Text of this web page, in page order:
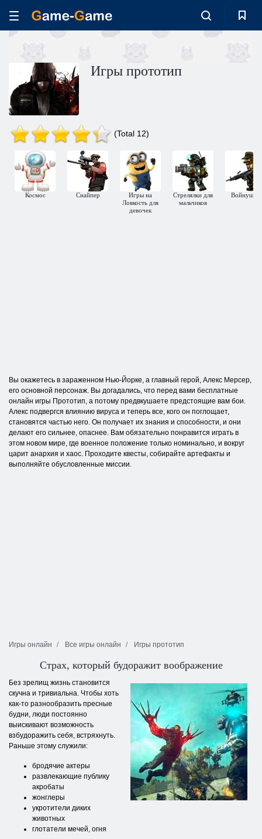
Игры прототип
(Total 12)
Космос Снайпер
Игры на
Ловкость для
девочек
Стрелялки для
мальчиков
Войнушки
Вы окажетесь в зараженном Нью-Йорке, а главный герой, Алекс Мерсер,
его основной персонаж. Вы догадались, что перед вами бесплатные
онлайн игры Прототип, а потому предвкушаете предстоящие вам бои.
Алекс подвергся влиянию вируса и теперь все, кого он поглощает,
становятся частью него. Он получает их знания и способности, и они
делают его сильнее, опаснее. Вам обязательно понравится играть в
этом новом мире, где военное положение только номинально, и вокруг
царит анархия и хаос. Проходите квесты, собирайте артефакты и
выполняйте обусловленные миссии.
Игры онлайн Все игры онлайн Игры прототип
Страх, который будоражит воображение
Без зрелищ жизнь становится
скучна и тривиальна. Чтобы хоть
как-то разнообразить пресные
будни, люди постоянно
выискивают возможность
взбудоражить себя, встряхнуть.
Раньше этому служили:
бродячие актеры
развлекающие публику
акробаты
жонглеры
укротители диких
животных
глотатели мечей, огня